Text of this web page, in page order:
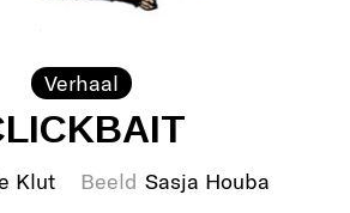
Verhaal
Klut Beeld Sasja Houba